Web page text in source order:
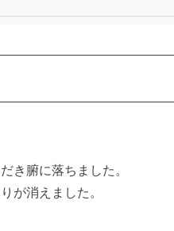
き腑に落ちました。
が消えました。